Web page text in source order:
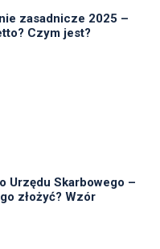
zasadnicze 2025 –
Czym jest?
Urzędu Skarbowego –
złożyć? Wzór